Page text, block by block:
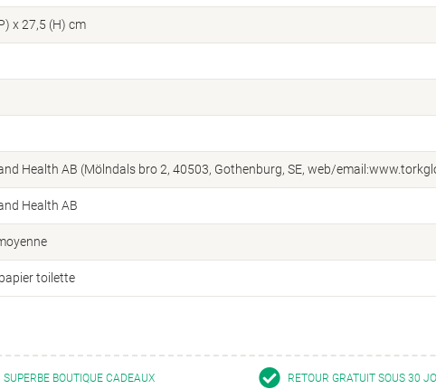
x 27,5 (H) cm
Health AB (Mölndals bro 2, 40503, Gothenburg, SE, web/
Health AB
toilette
SUPERBE BOUTIQUE CADEAUX RETOUR GRATUIT SOUS 30